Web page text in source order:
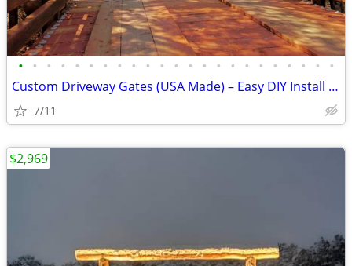
• • • • • • • • • • • • • • • • • • • • • • •
Custom Driveway Gates (USA Made) – Easy DIY Install + FREE Delivery
7/11
$2,969